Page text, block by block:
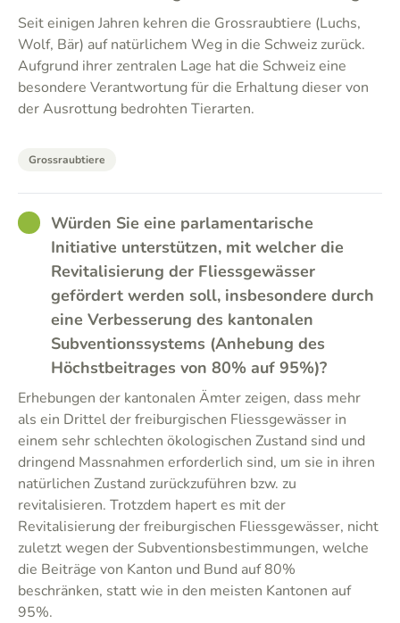
Seit einigen Jahren kehren die Grossraubtiere (Luchs,
Wolf, Bär) auf natürlichem Weg in die Schweiz zurück.
Aufgrund ihrer zentralen Lage hat die Schweiz eine
besondere Verantwortung für die Erhaltung dieser von
der Ausrottung bedrohten Tierarten.
Grossraubtiere
GOODWürden Sie eine parlamentarische
Initiative unterstützen, mit welcher die
Revitalisierung der Fliessgewässer
gefördert werden soll, insbesondere durch
eine Verbesserung des kantonalen
Subventionssystems (Anhebung des
Höchstbeitrages von 80% auf 95%)?
Erhebungen der kantonalen Ämter zeigen, dass mehr
als ein Drittel der freiburgischen Fliessgewässer in
einem sehr schlechten ökologischen Zustand sind und
dringend Massnahmen erforderlich sind, um sie in ihren
natürlichen Zustand zurückzuführen bzw. zu
revitalisieren. Trotzdem hapert es mit der
Revitalisierung der freiburgischen Fliessgewässer, nicht
zuletzt wegen der Subventionsbestimmungen, welche
die Beiträge von Kanton und Bund auf 80%
beschränken, statt wie in den meisten Kantonen auf
95%.